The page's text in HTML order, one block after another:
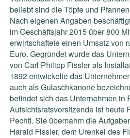
beliebt sind die Töpfe und
Nach eigenen Angaben
im Geschäftsjahr 2015 über 800
erwirtschaftete einen Umsatz von
Euro. Gegründet wurde das
von Carl Philipp Fissler als
1892 entwickelte das
auch als Gulaschkanone
befindet sich das Unternehmen in
Aufsichtsratsvorsitzende ist heute
Pechtl. Sie übernahm die
Harald Fissler, dem Urenkel des